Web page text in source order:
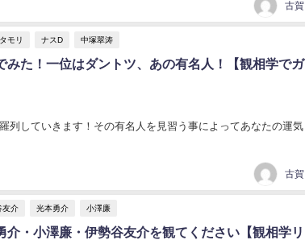
古賀
タモリ ナスD 中塚翠涛
みた！一位はダントツ、あの有名人！【観相学でガ
列していきます！その有名人を見習う事によってあなたの運気
古賀
友介 光本勇介 小澤廉
介・小澤廉・伊勢谷友介を観てください【観相学リ